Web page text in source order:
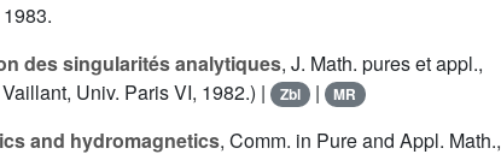
1983.
des singularités analytiques, J. Math. pures et appl.,
Univ. Paris VI, 1982.) |
Zbl | MR
and hydromagnetics, Comm. in Pure and Appl. Math.,